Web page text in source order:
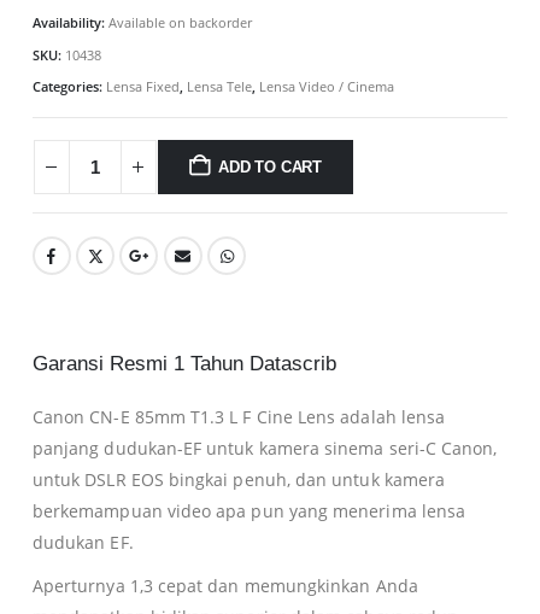
Availability: Available on backorder
SKU: 10438
Categories: Lensa Fixed, Lensa Tele, Lensa Video / Cinema
ADD TO CART
Garansi Resmi 1 Tahun Datascrib
Canon CN-E 85mm T1.3 L F Cine Lens adalah lensa
panjang dudukan-EF untuk kamera sinema seri-C Canon,
untuk DSLR EOS bingkai penuh, dan untuk kamera
berkemampuan video apa pun yang menerima lensa
dudukan EF.
Aperturnya 1,3 cepat dan memungkinkan Anda